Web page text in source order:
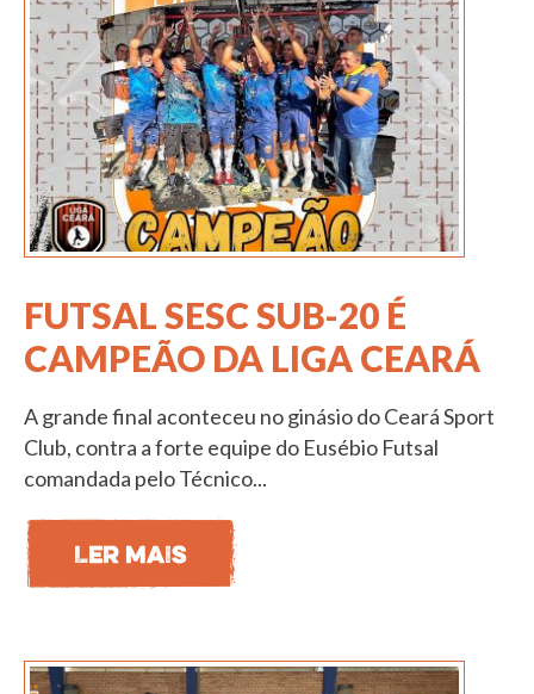
FUTSAL SESC SUB-20 É
CAMPEÃO DA LIGA CEARÁ
A grande final aconteceu no ginásio do Ceará Sport
Club, contra a forte equipe do Eusébio Futsal
comandada pelo Técnico...